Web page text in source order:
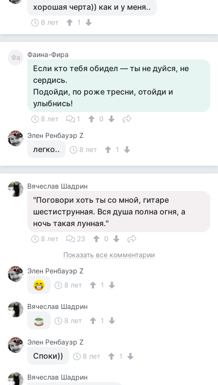
хорошая черта)) как и у меня..
8 лет 1
Фа Фаина-Фира
Если кто тебя обидел — ты не дуйся, не
сердись.
Подойди, по роже тресни, отойди и
улыбнись!
8 лет 1
0
Элен Ренбауэр Z
легко.. 8 лет 1
Вячеслав Шадрин
"Поговори хоть ты со мной, гитаре
шестиструнная. Вся душа полна огня, а
ночь такая лунная."
8 лет 23
0
Показать все комментарии
Элен Ренбауэр Z
8 лет
1
Вячеслав Шадрин
8 лет
1
Элен Ренбауэр Z
Споки)) 8 лет 1
Вячеслав Шадрин